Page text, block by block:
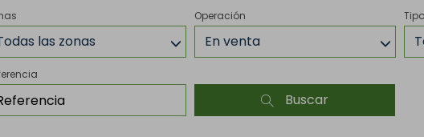
las zonas
Operación
En venta
Buscar